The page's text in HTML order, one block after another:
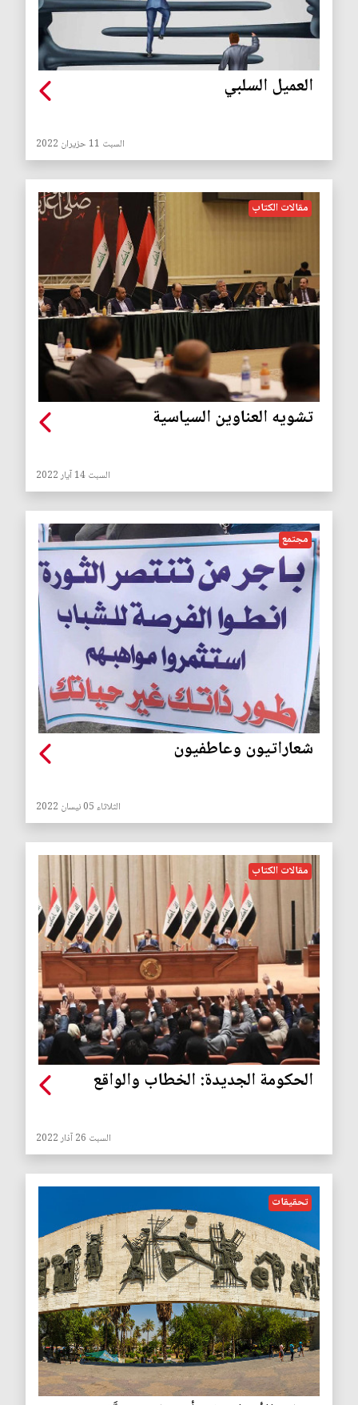
العميل السلبي
السبت 11 حزيران 2022
مقالات الكتاب
تشويه العناوين السياسية
السبت 14 آيار 2022
مجتمع
شعاراتيون وعاطفيون
الثلاثاء 05 نيسان 2022
مقالات الكتاب
الحكومة الجديدة: الخطاب والواقع
السبت 26 آذار 2022
تحقيقات